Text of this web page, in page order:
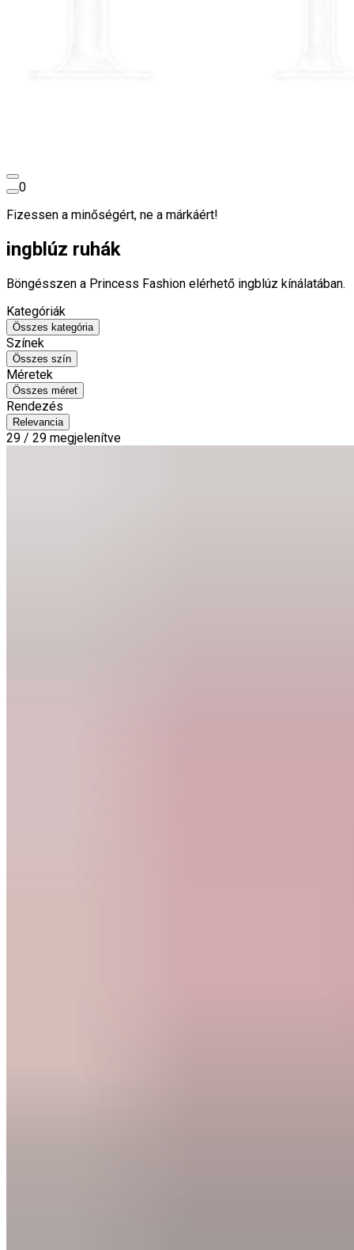
0
Fizessen a minőségért, ne a márkáért!
ingblúz ruhák
Böngésszen a Princess Fashion elérhető ingblúz kínálatában.
Kategóriák
Összes kategória
Színek
Összes szín
Méretek
Összes méret
Rendezés
Relevancia
29 / 29 megjelenítve